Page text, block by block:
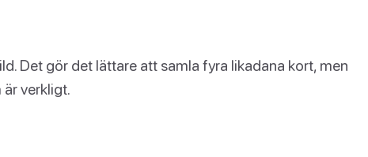
Det gör det lättare att samla fyra likadana kort, men
verkligt.